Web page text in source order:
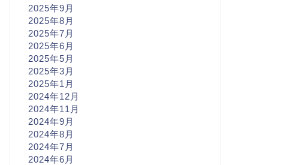
2025年9月
2025年8月
2025年7月
2025年6月
2025年5月
2025年3月
2025年1月
2024年12月
2024年11月
2024年9月
2024年8月
2024年7月
2024年6月